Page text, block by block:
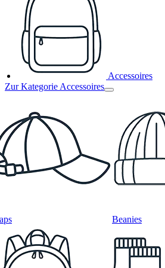
Accessoires
Zur Kategorie Accessoires
Beanies